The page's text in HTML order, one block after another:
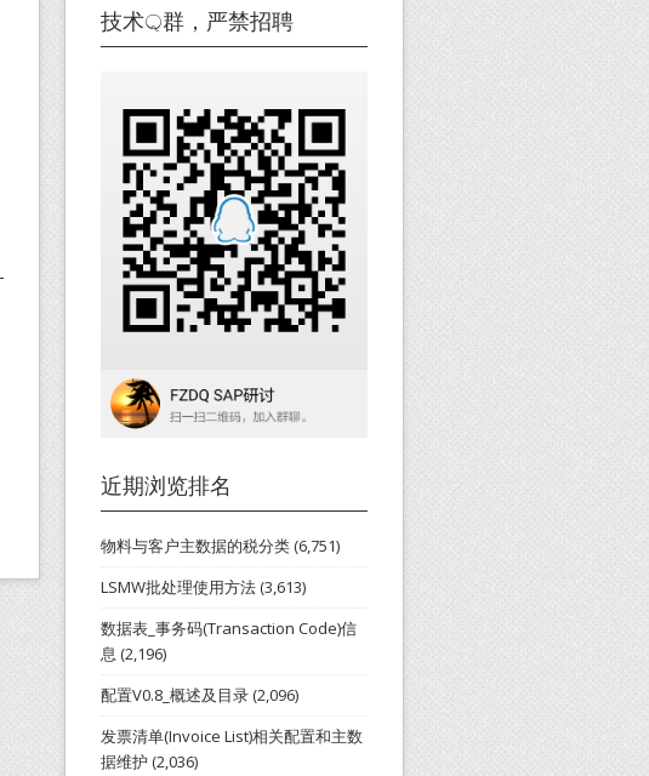
技术Q群，严禁招聘
近期浏览排名
物料与客户主数据的税分类(6,751)
LSMW批处理使用方法(3,613)
数据表_事务码(Transaction Code)信
息 (2,196)
配置V0.8_概述及目录(2,096)
发票清单(Invoice List)相关配置和主数
据维护 (2,036)